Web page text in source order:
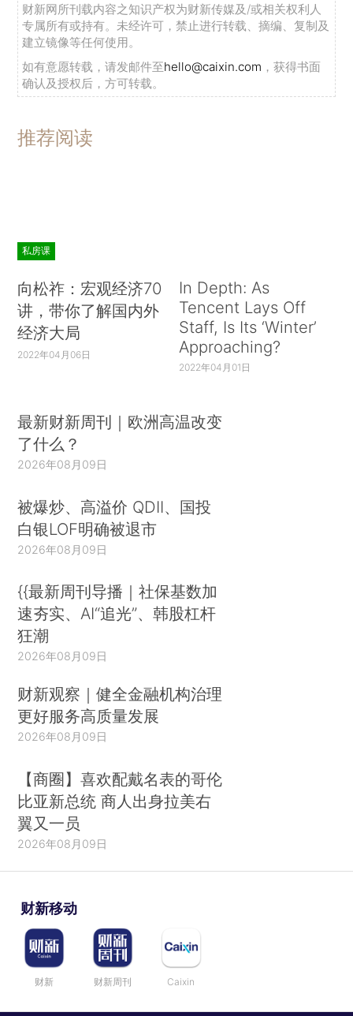
财新网所刊载内容之知识产权为财新传媒及/或相关权利人
专属所有或持有。未经许可，禁止进行转载、摘编、复制及
建立镜像等任何使用。
如有意愿转载，请发邮件至hello@caixin.com ，获得书面
确认及授权后，方可转载。
推荐阅读
私房课
向松祚：宏观经济70
讲，带你了解国内外
经济大局
2022年04月06日
In Depth: As
Tencent Lays Off
Staff, Is Its ‘Winter’
Approaching?
2022年04月01日
最新财新周刊｜欧洲高温改变
了什么？
2026年08月09日
被爆炒、高溢价 QDII、国投
白银LOF明确被退市
2026年08月09日
{{最新周刊导播｜社保基数加
速夯实、AI“追光”、韩股杠杆
狂潮
2026年08月09日
财新观察｜健全金融机构治理
更好服务高质量发展
2026年08月09日
【商圈】喜欢配戴名表的哥伦
比亚新总统 商人出身拉美右
翼又一员
2026年08月09日
财新移动
财新 财新周刊 Caixin